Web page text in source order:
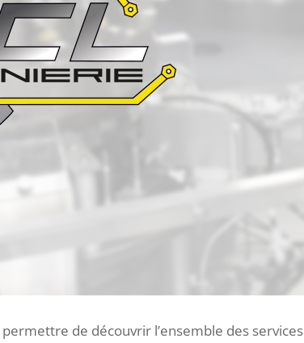
de découvrir l’ensemble des services